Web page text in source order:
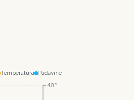
Temperatura Padavine
40°